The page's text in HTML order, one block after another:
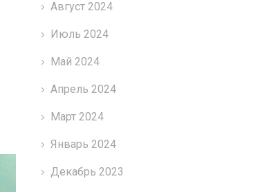
Август 2024
Июль 2024
Май 2024
Апрель 2024
Март 2024
Январь 2024
Декабрь 2023